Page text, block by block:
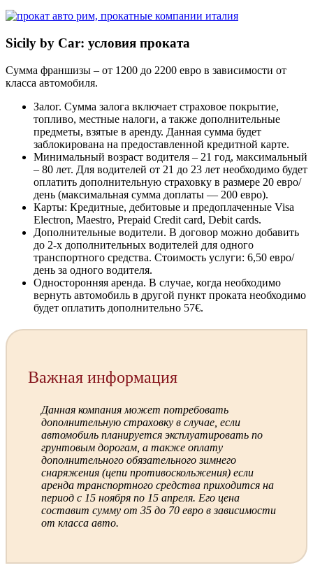
Sicily by Car: условия проката
Сумма франшизы – от 1200 до 2200 евро в зависимости от
класса автомобиля.
Залог. Сумма залога включает страховое покрытие,
топливо, местные налоги, а также дополнительные
предметы, взятые в аренду. Данная сумма будет
заблокирована на предоставленной кредитной карте.
Минимальный возраст водителя – 21 год, максимальный
– 80 лет. Для водителей от 21 до 23 лет необходимо будет
оплатить дополнительную страховку в размере 20 евро/
день (максимальная сумма доплаты — 200 евро).
Карты: Кредитные, дебитовые и предоплаченные Visa
Electron, Maestro, Prepaid Credit card, Debit cards.
Дополнительные водители. В договор можно добавить
до 2-х дополнительных водителей для одного
транспортного средства. Стоимость услуги: 6,50 евро/
день за одного водителя.
Односторонняя аренда. В случае, когда необходимо
вернуть автомобиль в другой пункт проката необходимо
будет оплатить дополнительно 57€.
Важная информация
Данная компания может потребовать
дополнительную страховку в случае, если
автомобиль планируется эксплуатировать по
грунтовым дорогам, а также оплату
дополнительного обязательного зимнего
снаряжения (цепи противоскольжения) если
аренда транспортного средства приходится на
период с 15 ноября по 15 апреля. Его цена
составит сумму от 35 до 70 евро в зависимости
от класса авто.